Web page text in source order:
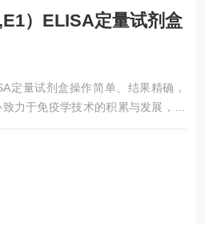
）ELISA定量试剂盒
定量试剂盒操作简单、结果精确，
力于免疫学技术的积累与发展，以
技术服务，赢得业内广大人士的认